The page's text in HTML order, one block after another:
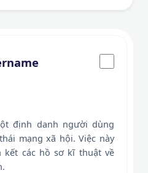
định danh người dùng
mạng xã hội. Việc này
các hồ sơ kĩ thuật về